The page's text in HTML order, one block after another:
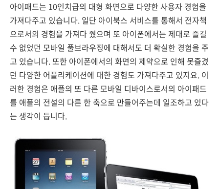
아이패드는 10인치급의 대형 화면으로 다양한 사용자 경험을
가져다주고 있습니다. 일단 아이북스 서비스를 통해서 전자책
으로서의 경험을 가져다 줬으며 또 아이폰에서는 제대로 즐길
수 없었던 모바일 풀브라우징에 대해서도 더 확실한 경험을 주
고 있습니다. 또한 아이폰에서의 화면의 제약으로 인해 못즐겼
던 다양한 어플리케이션에 대한 경험도 가져다주고 있지요. 이
러한 경험은 애플의 또 다른 모바일 디바이스로서의 아이패드
를 애플의 전설의 다른 한 축으로 만들어주는데 일조하고 있다
는 생각이 듭니다.